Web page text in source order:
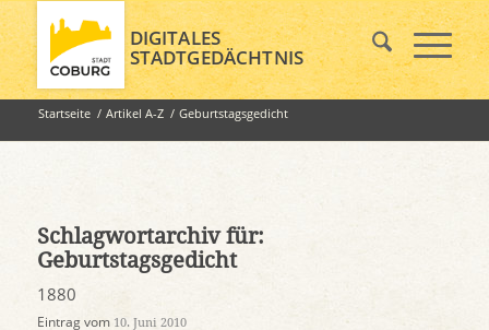
DIGITALES
STADTGEDÄCHTNIS
Startseite / Artikel A-Z / Geburtstagsgedicht
Schlagwortarchiv für:
Geburtstagsgedicht
1880
Eintrag vom 10. Juni 2010